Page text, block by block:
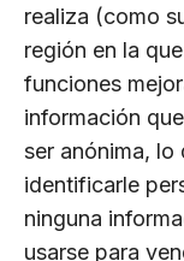
realiza (como
región en la
funciones
información
ser anónima,
identificarle
ninguna
usarse para